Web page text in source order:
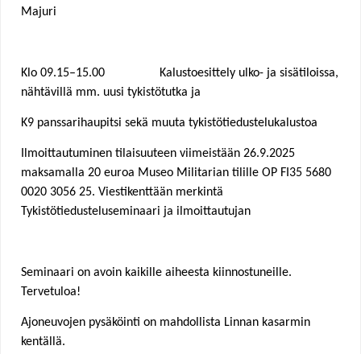
Majuri
Klo 09.15–15.00 Kalustoesittely ulko- ja sisätiloissa,
nähtävillä mm. uusi tykistötutka ja
K9 panssarihaupitsi sekä muuta tykistötiedustelukalustoa
Ilmoittautuminen tilaisuuteen viimeistään 26.9.2025
maksamalla 20 euroa Museo Militarian tilille OP FI35 5680
0020 3056 25. Viestikenttään merkintä
Tykistötiedusteluseminaari ja ilmoittautujan
Seminaari on avoin kaikille aiheesta kiinnostuneille.
Tervetuloa!
Ajoneuvojen pysäköinti on mahdollista Linnan kasarmin
kentällä.